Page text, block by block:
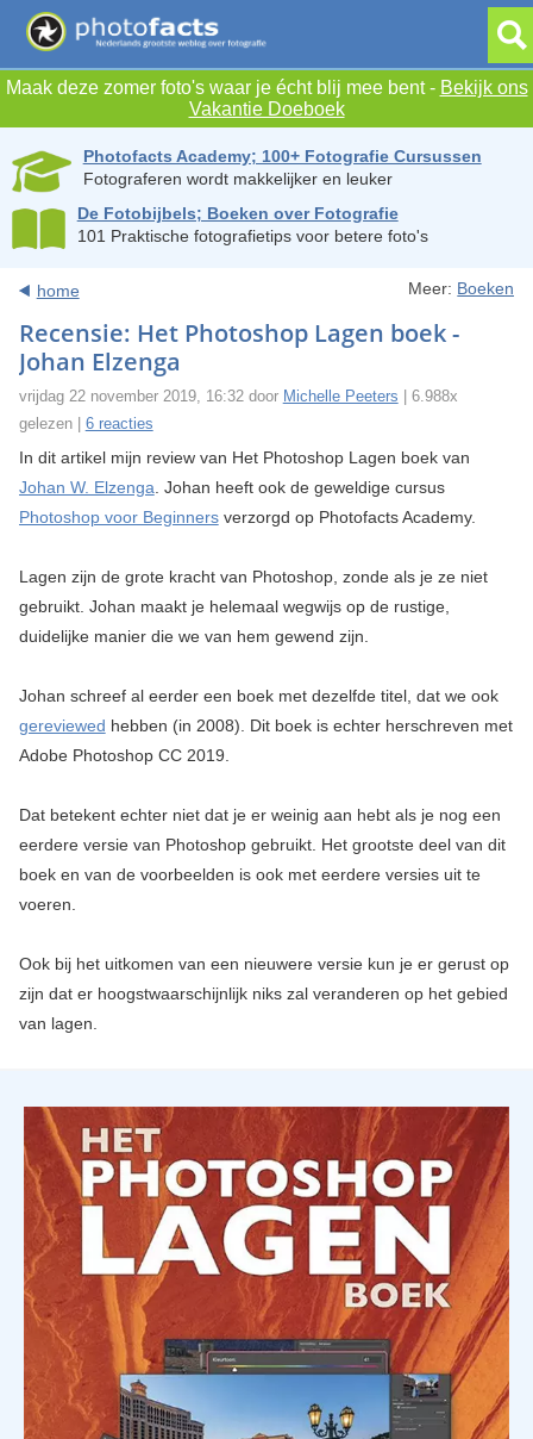
Maak deze zomer foto's waar je écht blij mee bent - Bekijk ons
Vakantie Doeboek
Photofacts Academy; 100+ Fotografie Cursussen
Fotograferen wordt makkelijker en leuker
De Fotobijbels; Boeken over Fotografie
101 Praktische fotografietips voor betere foto's
home Meer: Boeken
Recensie: Het Photoshop Lagen boek -
Johan Elzenga
vrijdag 22 november 2019, 16:32 door Michelle Peeters | 6.988x
gelezen | 6 reacties
In dit artikel mijn review van Het Photoshop Lagen boek van
Johan W. Elzenga. Johan heeft ook de geweldige cursus
Photoshop voor Beginnersverzorgd op Photofacts Academy.
Lagen zijn de grote kracht van Photoshop, zonde als je ze niet
gebruikt. Johan maakt je helemaal wegwijs op de rustige,
duidelijke manier die we van hem gewend zijn.
Johan schreef al eerder een boek met dezelfde titel, dat we ook
gereviewed hebben (in 2008). Dit boek is echter herschreven met
Adobe Photoshop CC 2019.
Dat betekent echter niet dat je er weinig aan hebt als je nog een
eerdere versie van Photoshop gebruikt. Het grootste deel van dit
boek en van de voorbeelden is ook met eerdere versies uit te
voeren.
Ook bij het uitkomen van een nieuwere versie kun je er gerust op
zijn dat er hoogstwaarschijnlijk niks zal veranderen op het gebied
van lagen.